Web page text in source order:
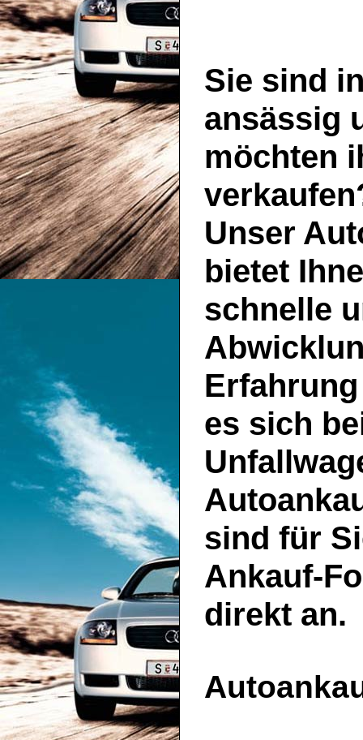
Sie sind
ansässig
möchten
Unser
bietet
schnelle
es sich
sind für
Ankauf-
direkt an.